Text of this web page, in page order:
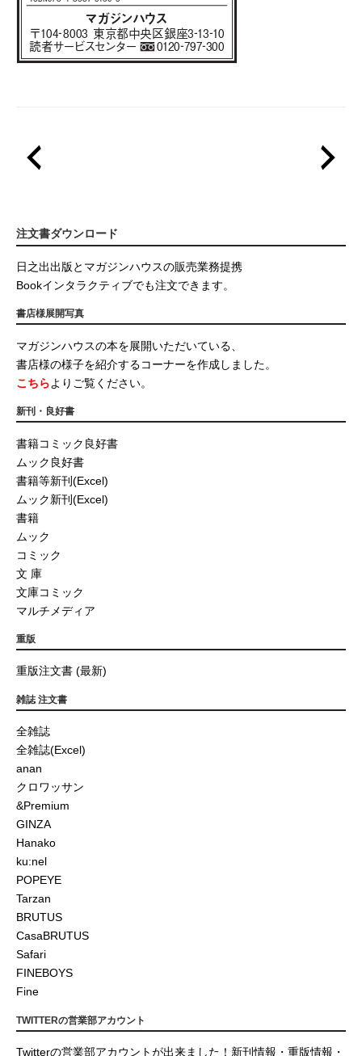
注文書ダウンロード
日之出出版とマガジンハウスの販売業務提携
Bookインタラクティブでも注文できます。
書店様展開写真
マガジンハウスの本を展開いただいている、
書店様の様子を紹介するコーナーを作成しました。
こちらよりご覧ください。
新刊・良好書
書籍コミック良好書
ムック良好書
書籍等新刊(Excel)
ムック新刊(Excel)
書籍
ムック
コミック
文 庫
文庫コミック
マルチメディア
重版
重版注文書 (最新)
雑誌 注文書
全雑誌
全雑誌(Excel)
anan
クロワッサン
&Premium
GINZA
Hanako
ku:nel
POPEYE
Tarzan
BRUTUS
CasaBRUTUS
Safari
FINEBOYS
Fine
TWITTERの営業部アカウント
Twitterの営業部アカウントが出来ました！新刊情報・重版情報・